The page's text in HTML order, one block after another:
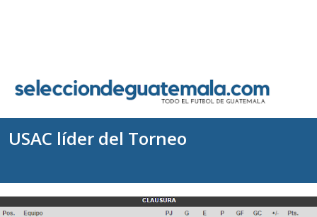
USAC líder del Torneo